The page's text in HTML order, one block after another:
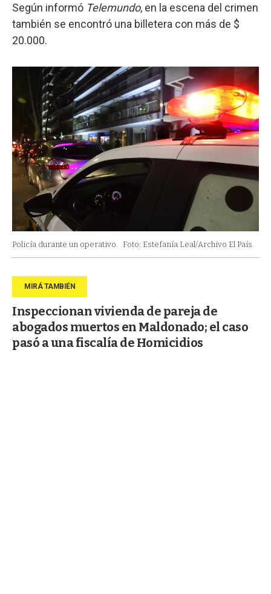
Según informó Telemundo, en la escena del crimen
también se encontró una billetera con más de $
20.000.
Policía durante un operativo. Foto: Estefanía Leal/Archivo El País.
Inspeccionan vivienda de pareja de
abogados muertos en Maldonado; el caso
pasó a una fiscalía de Homicidios